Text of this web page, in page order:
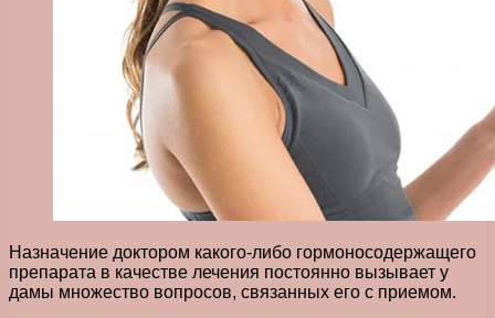
Назначение доктором какого-либо гормоносодержащего
препарата в качестве лечения постоянно вызывает у
дамы множество вопросов, связанных его с приемом.